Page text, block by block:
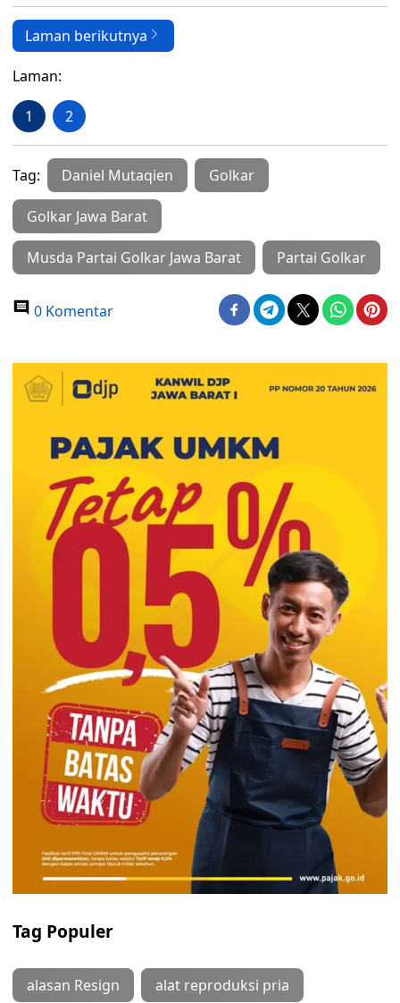
Laman berikutnya
Laman:
1 2
Tag: Daniel Mutaqien Golkar
Golkar Jawa Barat
Musda Partai Golkar Jawa Barat Partai Golkar
0 Komentar
Tag Populer
alasan Resign alat reproduksi pria